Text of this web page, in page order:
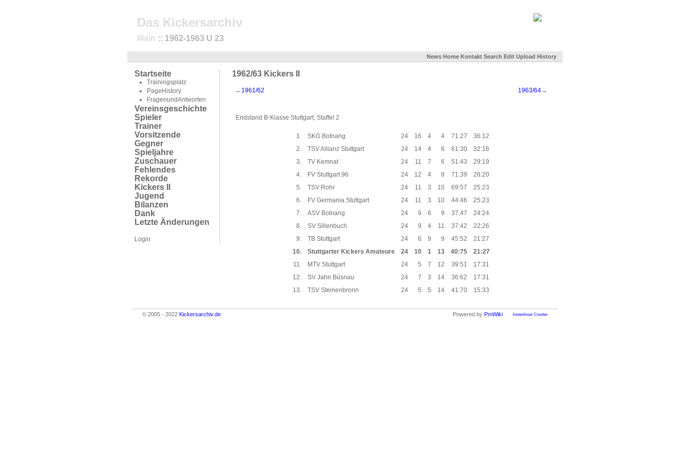
Das Kickersarchiv
Main :: 1962-1963 U 23
News Home Kontakt Search Edit Upload History
Startseite
Trainingsplatz
PageHistory
FragenundAntworten
Vereinsgeschichte
Spieler
Trainer
Vorsitzende
Gegner
Spieljahre
Zuschauer
Fehlendes
Rekorde
Kickers II
Jugend
Bilanzen
Dank
Letzte Änderungen
Login
1962/63 Kickers II
← 1961/62 1963/64→
Endstand B-Klasse Stuttgart, Staffel 2
1. SKG Botnang 24 16 4 4 71:27
36:12
2.
TSV Allianz Stuttgart 24 14 4 6 61:30
32:16
3.
TV Kemnat 24 11 7 6 51:43
29:19
4.
FV Stuttgart 96 24 12 4 8 71:39
28:20
5.
TSV Rohr 24 11 3 10 69:57
25:23
6.
FV Germania Stuttgart 24 11 3 10 44:46
25:23
7.
ASV Botnang 24 9 6 9 37:47
24:24
8.
SV Sillenbuch 24 9 4 11 37:42
22:26
9.
TB Stuttgart 24 6 9 9 45:52
21:27
10.
Stuttgarter Kickers Amateure 24 10 1 13 40:75
21:27
11.
MTV Stuttgart 24 5 7 12 39:51
17:31
12.
SV Jahn Büsnau 24 7 3 14 36:62
17:31
13.
TSV Steinenbronn 24 5 5 14 41:70 15:33
© 2005 - 2022 Kickersarchiv.de kostenloser Counter
Powered by PmWiki